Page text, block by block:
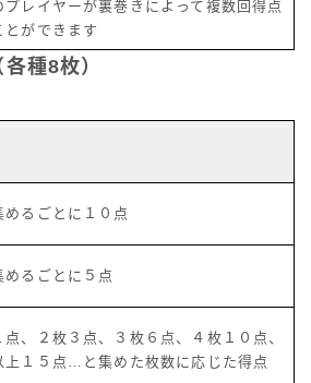
プレイヤーが裏巻きによって複数回得点
とができます
種8枚）
めるごとに１０点
めるごとに５点
点、２枚３点、３枚６点、４枚１０点、
上１５点…と集めた枚数に応じた得点